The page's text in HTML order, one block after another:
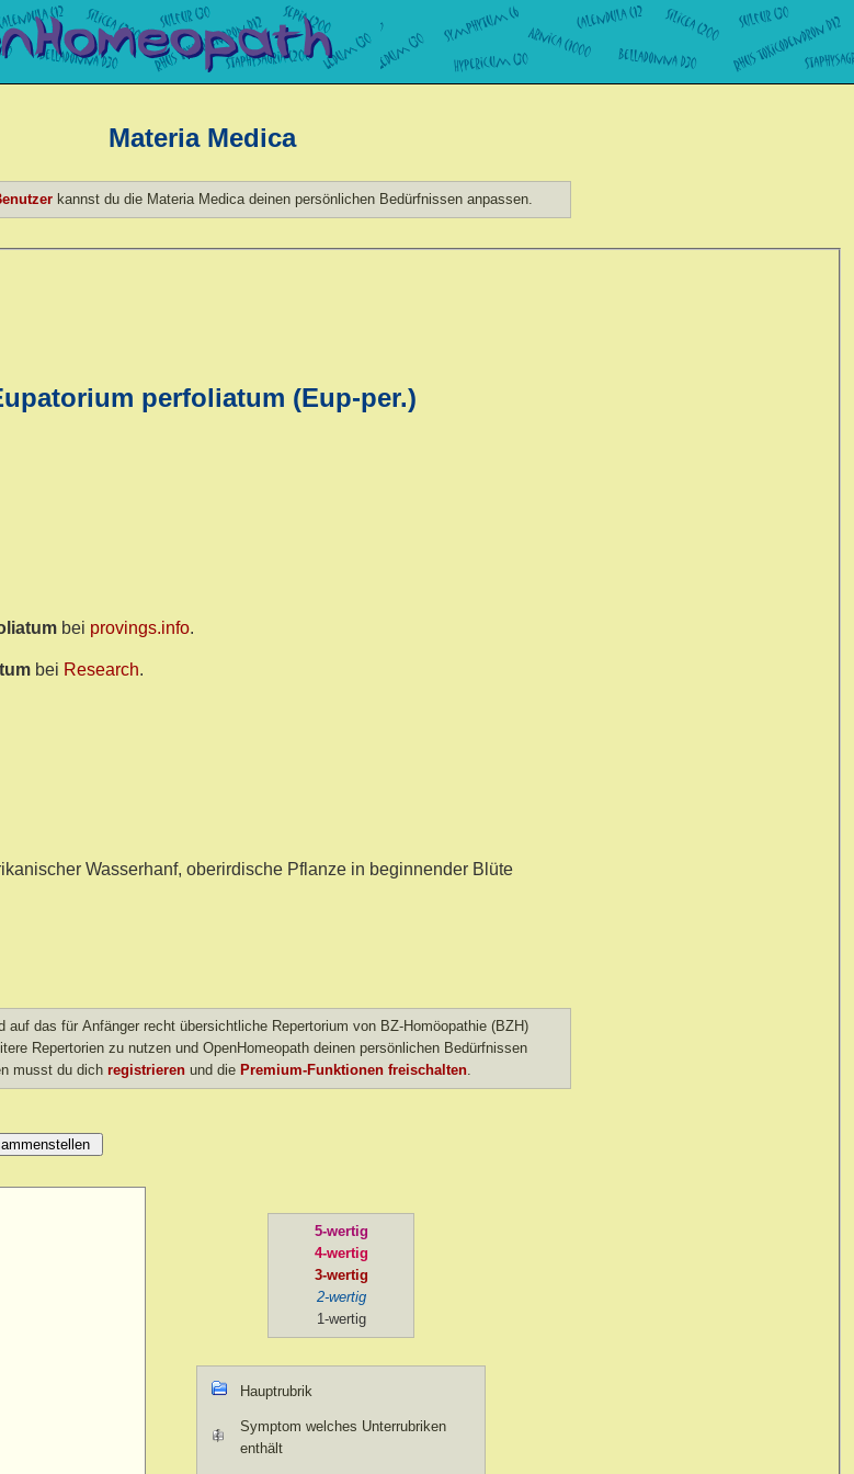
Materia Medica
kannst du die Materia Medica deinen persönlichen Bedürfnissen anpassen.
perfoliatum (Eup-per.)
bei provings.info.
bei Research.
Wasserhanf, oberirdische Pflanze in beginnender Blüte
auf das für Anfänger recht übersichtliche Repertorium von BZ-Homöopathie (BZH)
Repertorien zu nutzen und OpenHomeopath deinen persönlichen Bedürfnissen
musst du dich registrieren und die Premium-Funktionen freischalten.
5-wertig
4-wertig
3-wertig
2-wertig
1-wertig
Hauptrubrik
Symptom welches Unterrubriken
enthält